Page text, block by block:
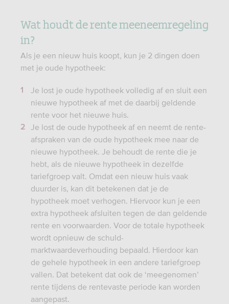
Wat houdt de rente meeneemregeling
in?
Als je een nieuw huis koopt, kun je 2 dingen doen
met je oude hypotheek:
Je lost je oude hypotheek volledig af en sluit een
nieuwe hypotheek af met de daarbij geldende
rente voor het nieuwe huis.
Je lost de oude hypotheek af en neemt de rente-
afspraken van de oude hypotheek mee naar de
nieuwe hypotheek. Je behoudt de rente die je
hebt, als de nieuwe hypotheek in dezelfde
tariefgroep valt. Omdat een nieuw huis vaak
duurder is, kan dit betekenen dat je de
hypotheek moet verhogen. Hiervoor kun je een
extra hypotheek afsluiten tegen de dan geldende
rente en voorwaarden. Voor de totale hypotheek
wordt opnieuw de schuld-
marktwaardeverhouding bepaald. Hierdoor kan
de gehele hypotheek in een andere tariefgroep
vallen. Dat betekent dat ook de ‘meegenomen’
rente tijdens de rentevaste periode kan worden
aangepast.